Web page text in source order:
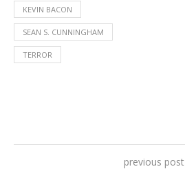
KEVIN BACON
SEAN S. CUNNINGHAM
TERROR
previous post